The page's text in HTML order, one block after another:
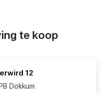
te koop
12
Dokkum